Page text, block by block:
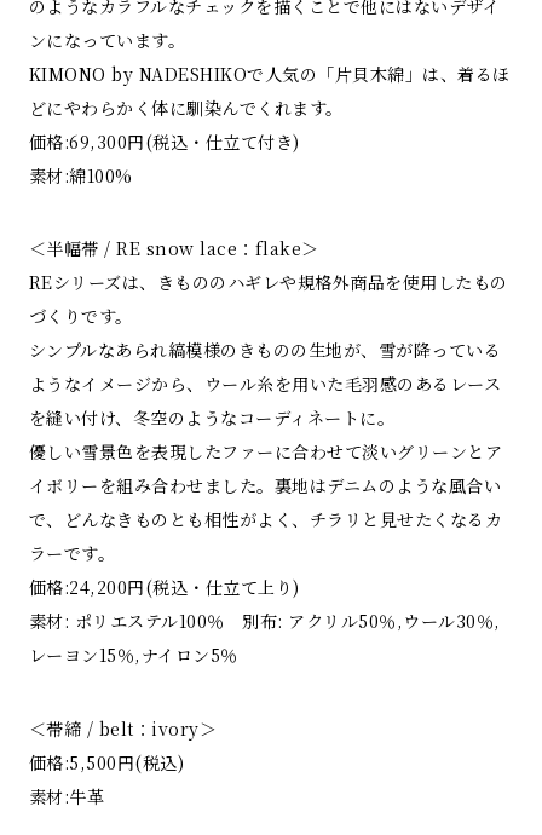
のようなカラフルなチェックを描くことで他にはないデザイ
ンになっています。
KIMONO by NADESHIKOで人気の「片貝木綿」は、着るほ
どにやわらかく体に馴染んでくれます。
価格:69,300円(税込・仕立て付き)
素材:綿100%
＜半幅帯 / RE snow lace：flake＞
REシリーズは、きもののハギレや規格外商品を使用したもの
づくりです。
シンプルなあられ縞模様のきものの生地が、雪が降っている
ようなイメージから、ウール糸を用いた毛羽感のあるレース
を縫い付け、冬空のようなコーディネートに。
優しい雪景色を表現したファーに合わせて淡いグリーンとア
イボリーを組み合わせました。裏地はデニムのような風合い
で、どんなきものとも相性がよく、チラリと見せたくなるカ
ラーです。
価格:24,200円(税込・仕立て上り)
素材: ポリエステル100％ 別布: アクリル50％,ウール30％,
レーヨン15％,ナイロン5％
＜帯締 / belt：ivory＞
価格:5,500円(税込)
素材:牛革